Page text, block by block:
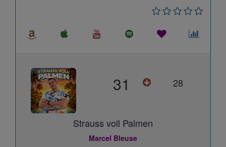
31 28
Strauss voll Palmen
Marcel Bleuse